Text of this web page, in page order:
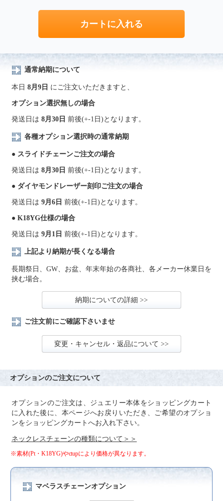
通常納期について
本日 8月9日 にご注文いただきますと、
オプション選択無しの場合
発送日は 8月30日 前後(+-1日)となります。
各種オプション選択時の通常納期
● スライドチェーンご注文の場合
発送日は 8月30日 前後(+-1日)となります。
● ダイヤモンドレーザー刻印ご注文の場合
発送日は 9月6日 前後(+-1日)となります。
● K18YG仕様の場合
発送日は 9月1日 前後(+-1日)となります。
上記より納期が長くなる場合
長期祭日、GW、お盆、年末年始の各商社、各メーカー休業日を
挟む場合。
納期についての詳細 >>
ご注文前にご確認下さいませ
変更・キャンセル・返品について >>
オプションのご注文について
オプションのご注文は、ジュエリー本体をショッピングカート
に入れた後に、本ページへお戻りいただき、ご希望のオプショ
ンをショッピングカートへお入れ下さい。
ネックレスチェーンの種類について＞＞
※素材(Pt・K18YG)やctupにより価格が異なります。
マベラスチェーンオプション